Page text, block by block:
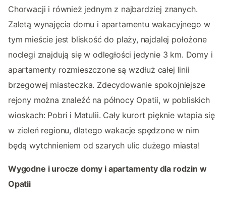
Chorwacji i również jednym z najbardziej znanych.
Zaletą wynajęcia domu i apartamentu wakacyjnego w
tym mieście jest bliskość do plaży, najdalej położone
noclegi znajdują się w odległości jedynie 3 km. Domy i
apartamenty rozmieszczone są wzdłuż całej linii
brzegowej miasteczka. Zdecydowanie spokojniejsze
rejony można znaleźć na północy Opatii, w pobliskich
wioskach: Pobri i Matulii. Cały kurort pięknie wtapia się
w zieleń regionu, dlatego wakacje spędzone w nim
będą wytchnieniem od szarych ulic dużego miasta!
Wygodne i urocze domy i apartamenty dla rodzin w
Opatii